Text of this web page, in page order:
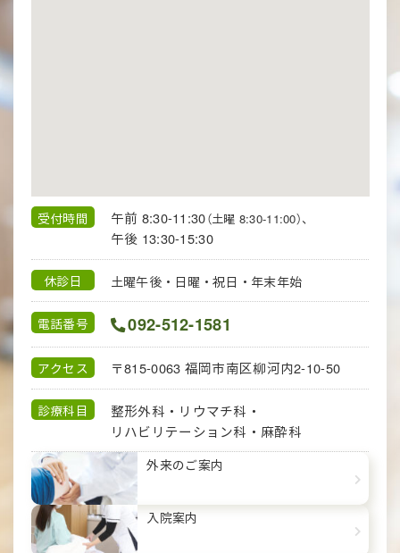
受付時間 午前 8:30-11:30（土曜 8:30-11:00）、
午後 13:30-15:30
休診日 土曜午後・日曜・祝日・年末年始
電話番号 092-512-1581
アクセス 〒815-0063 福岡市南区柳河内2-10-50
診療科目
整形外科・リウマチ科・
リハビリテーション科・ 麻酔科
外来のご案内
入院案内